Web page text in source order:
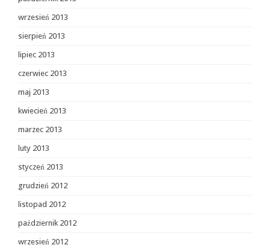
wrzesień 2013
sierpień 2013
lipiec 2013
czerwiec 2013
maj 2013
kwiecień 2013
marzec 2013
luty 2013
styczeń 2013
grudzień 2012
listopad 2012
październik 2012
wrzesień 2012